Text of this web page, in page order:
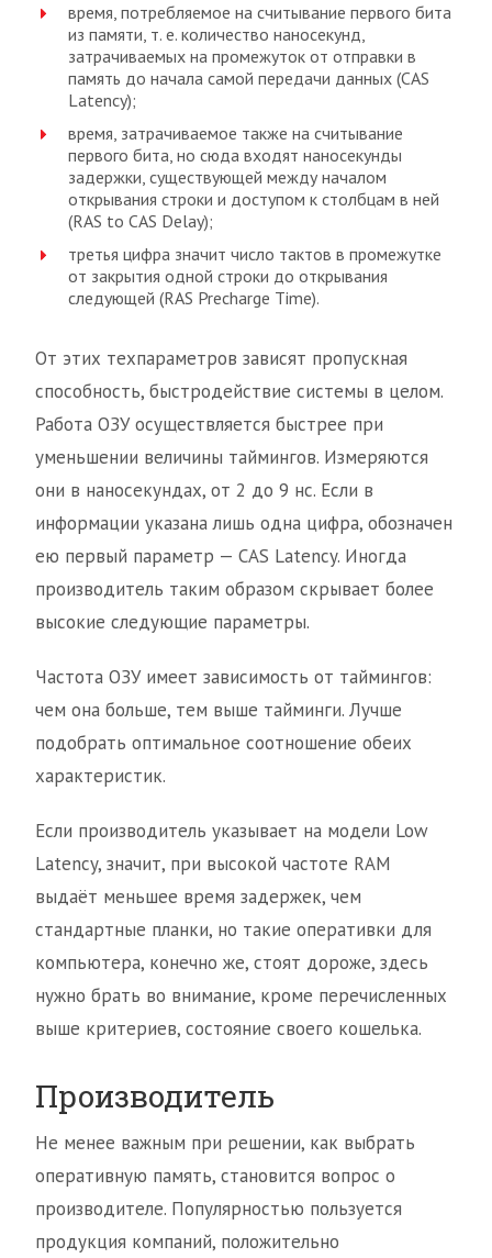
время, потребляемое на считывание первого бита
из памяти, т. е. количество наносекунд,
затрачиваемых на промежуток от отправки в
память до начала самой передачи данных (CAS
Latency);
время, затрачиваемое также на считывание
первого бита, но сюда входят наносекунды
задержки, существующей между началом
открывания строки и доступом к столбцам в ней
(RAS to CAS Delay);
третья цифра значит число тактов в промежутке
от закрытия одной строки до открывания
следующей (RAS Precharge Time).
От этих техпараметров зависят пропускная
способность, быстродействие системы в целом.
Работа ОЗУ осуществляется быстрее при
уменьшении величины таймингов. Измеряются
они в наносекундах, от 2 до 9 нс. Если в
информации указана лишь одна цифра, обозначен
ею первый параметр — CAS Latency. Иногда
производитель таким образом скрывает более
высокие следующие параметры.
Частота ОЗУ имеет зависимость от таймингов:
чем она больше, тем выше тайминги. Лучше
подобрать оптимальное соотношение обеих
характеристик.
Если производитель указывает на модели Low
Latency, значит, при высокой частоте RAM
выдаёт меньшее время задержек, чем
стандартные планки, но такие оперативки для
компьютера, конечно же, стоят дороже, здесь
нужно брать во внимание, кроме перечисленных
выше критериев, состояние своего кошелька.
Производитель
Не менее важным при решении, как выбрать
оперативную память, становится вопрос о
производителе. Популярностью пользуется
продукция компаний, положительно